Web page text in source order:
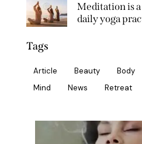
Meditation is
daily yoga
Tags
Article Beauty Body
Mind
News Retreat